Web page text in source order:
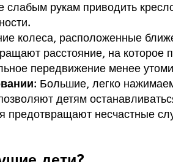
рукам приводить
колеса, расположенные
расстояние, на которое
передвижение менее
: Большие, легко
детям
предотвращают несчастные